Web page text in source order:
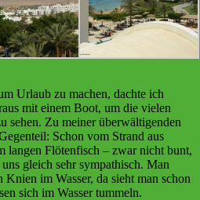
Urlaub zu machen, dachte ich
mit einem Boot, um die vielen
sehen. Zu meiner überwältigenden
Schon vom Strand aus
langen Flötenfisch – zwar nicht bunt,
gleich sehr sympathisch. Man
Knien im Wasser, da sieht man schon
sich im Wasser tummeln.